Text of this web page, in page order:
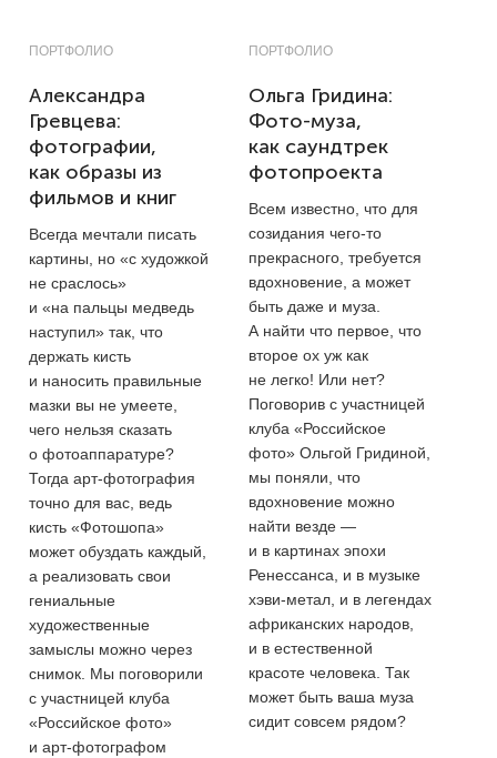
ПОРТФОЛИО
Александра
Гревцева:
фотографии,
как образы из
фильмов и книг
Всегда мечтали писать
картины, но «с художкой
не сраслось»
и «на пальцы медведь
наступил» так, что
держать кисть
и наносить правильные
мазки вы не умеете,
чего нельзя сказать
о фотоаппаратуре?
Тогда арт-фотография
точно для вас, ведь
кисть «Фотошопа»
может обуздать каждый,
а реализовать свои
гениальные
художественные
замыслы можно через
снимок. Мы поговорили
с участницей клуба
«Российское фото»
и арт-фотографом
ПОРТФОЛИО
Ольга Гридина:
Фото-муза,
как саундтрек
фотопроекта
Всем известно, что для
созидания чего-то
прекрасного, требуется
вдохновение, а может
быть даже и муза.
А найти что первое, что
второе ох уж как
не легко! Или нет?
Поговорив с участницей
клуба «Российское
фото» Ольгой Гридиной,
мы поняли, что
вдохновение можно
найти везде —
и в картинах эпохи
Ренессанса, и в музыке
хэви-метал, и в легендах
африканских народов,
и в естественной
красоте человека. Так
может быть ваша муза
сидит совсем рядом?